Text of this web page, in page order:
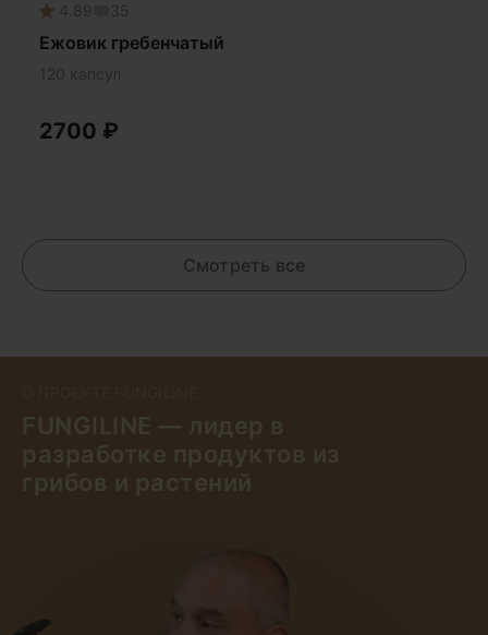
4.89 35
Ежовик гребенчатый
120 капсул
2700 ₽
Смотреть все
FUNGILINE — лидер в
разработке продуктов из
грибов и растений